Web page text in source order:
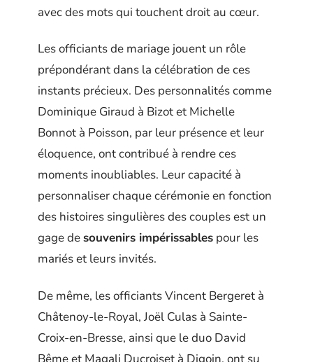
avec des mots qui touchent droit au cœur.
Les officiants de mariage jouent un rôle
prépondérant dans la célébration de ces
instants précieux. Des personnalités comme
Dominique Giraud à Bizot et Michelle
Bonnot à Poisson, par leur présence et leur
éloquence, ont contribué à rendre ces
moments inoubliables. Leur capacité à
personnaliser chaque cérémonie en fonction
des histoires singulières des couples est un
gage desouvenirs impérissables pour les
mariés et leurs invités.
De même, les officiants Vincent Bergeret à
Châtenoy-le-Royal, Joël Culas à Sainte-
Croix-en-Bresse, ainsi que le duo David
Bême et Magali Ducroiset à Digoin, ont su